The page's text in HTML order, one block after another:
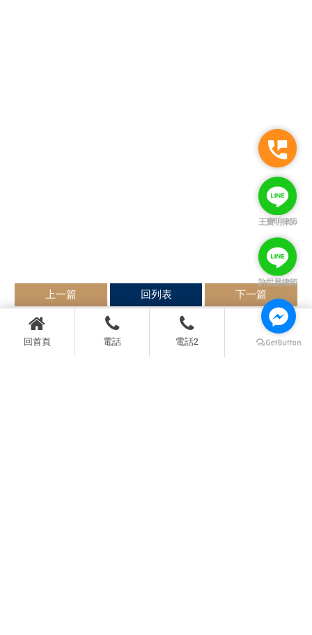
上一篇 回列表 下一篇
回首頁 電話 電話2
王寶明律師
許世昌律師